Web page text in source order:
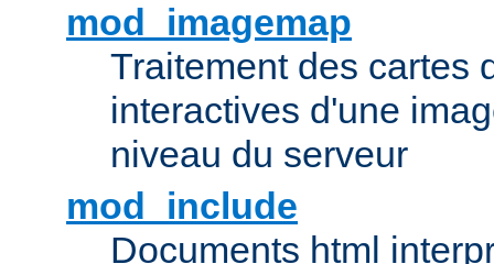
mod_imagemap
Traitement des cartes
interactives d'une
niveau du serveur
mod_include
Documents html